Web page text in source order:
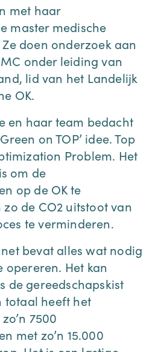
met haar
master medische
doen onderzoek aan
onder leiding van
lid van het Landelijk
OK.
en haar team bedacht
on TOP’ idee. Top
Problem. Het
om de
op de OK te
de CO2 uitstoot van
te verminderen.
bevat alles wat nodig
opereren. Het kan
de gereedschapskist
totaal heeft het
7500
met zo’n 15.000